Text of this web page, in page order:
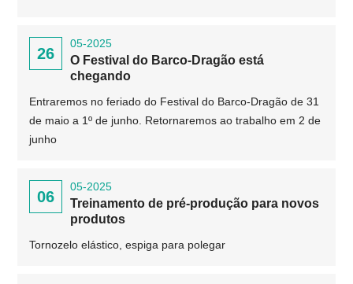
26
05-2025
O Festival do Barco-Dragão está
chegando
Entraremos no feriado do Festival do Barco-Dragão de 31
de maio a 1º de junho. Retornaremos ao trabalho em 2 de
junho
06
05-2025
Treinamento de pré-produção para novos
produtos
Tornozelo elástico, espiga para polegar